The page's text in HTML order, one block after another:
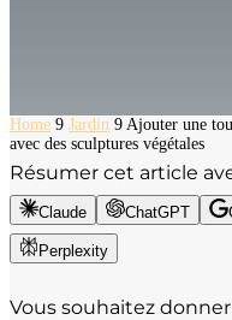
Home 9 Jardin 9 Ajouter une
avec des sculptures végétales
Résumer cet article
Claude ChatGPT
Perplexity
Vous souhaitez